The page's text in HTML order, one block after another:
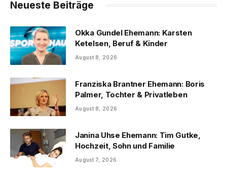
Neueste Beiträge
Okka Gundel Ehemann: Karsten
Ketelsen, Beruf & Kinder
August 8, 2026
Franziska Brantner Ehemann: Boris
Palmer, Tochter & Privatleben
August 8, 2026
Janina Uhse Ehemann: Tim Gutke,
Hochzeit, Sohn und Familie
August 7, 2026